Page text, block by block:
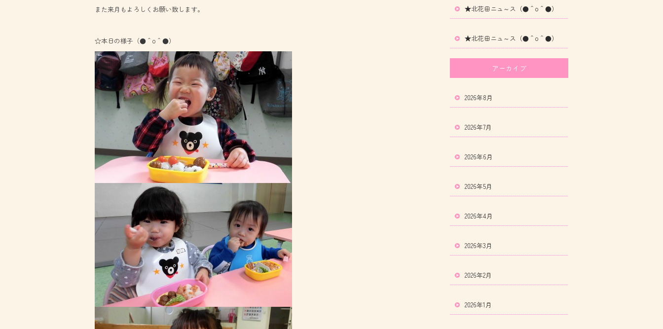
また来月もよろしくお願い致します。
☆本日の様子（●＾o＾●）
★北花田ニュ～ス（●＾o＾●）
★北花田ニュ～ス（●＾o＾●）
アーカイブ
2026年8月
2026年7月
2026年6月
2026年5月
2026年4月
2026年3月
2026年2月
2026年1月